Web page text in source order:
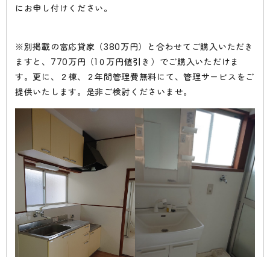
にお申し付けください。
※別掲載の富応貸家（380万円）と合わせてご購入いただき
ますと、770万円（1０万円値引き）でご購入いただけま
す。更に、２棟、２年間管理費無料にて、管理サービスをご
提供いたします。是非ご検討くださいませ。